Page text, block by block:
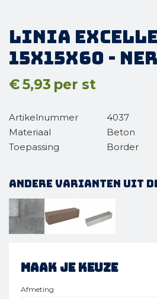
Linia
15x15x60 -
€5,93 per st
Artikelnummer
4037
Materiaal
Beton
Toepassing
Border
Andere varianten uit
Maak je keuze
Afmeting